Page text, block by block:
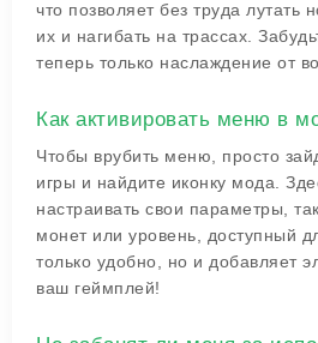
что позволяет без труда лутать
их и нагибать на трассах.
теперь только наслаждение от
Как активировать меню в
Чтобы врубить меню, просто
игры и найдите иконку мода.
настраивать свои параметры,
монет или уровень, доступный
только удобно, но и добавляет
ваш геймплей!